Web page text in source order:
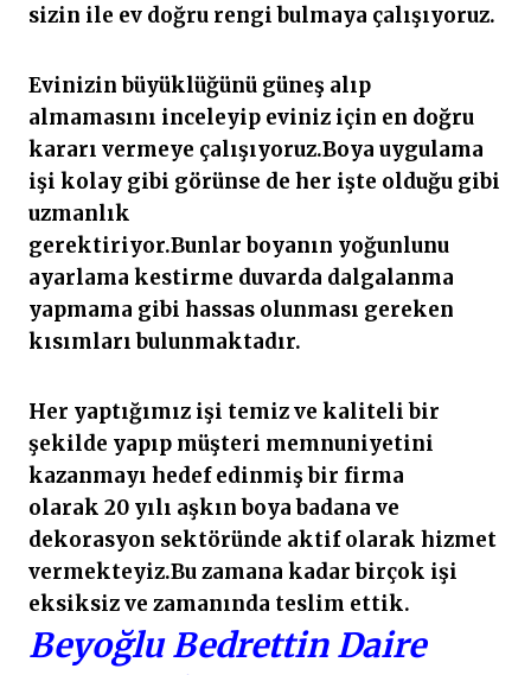
sizin ile ev doğru rengi bulmaya çalışıyoruz.
Evinizin büyüklüğünü güneş alıp
almamasını inceleyip eviniz için en doğru
kararı vermeye çalışıyoruz.Boya uygulama
işi kolay gibi görünse de her işte olduğu gibi
uzmanlık
gerektiriyor.Bunlar boyanın yoğunlunu
ayarlama kestirme duvarda dalgalanma
yapmama gibi hassas olunması gereken
kısımları bulunmaktadır.
Her yaptığımız işi temiz ve kaliteli bir
şekilde yapıp müşteri memnuniyetini
kazanmayı hedef edinmiş bir firma
olarak 20 yılı aşkın boya badana ve
dekorasyon sektöründe aktif olarak hizmet
vermekteyiz.Bu zamana kadar birçok işi
eksiksiz ve zamanında teslim ettik.
Beyoğlu Bedrettin Daire